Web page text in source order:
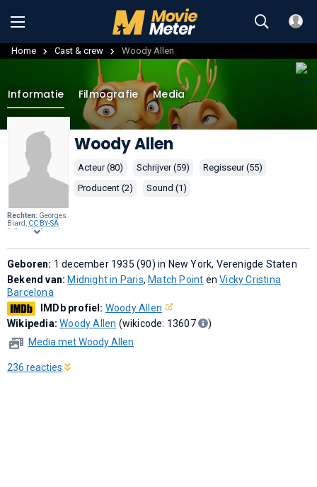
Home Cast & crew Woody Allen
Rechten: Georges
Biard, CC BY-SA
3.0 , via Wikimedia
Informatie Filmografie Media
Woody Allen
Acteur (80) Schrijver (59)
Regisseur (55)
Producent (2)
Sound (1)
Geboren: 1 december 1935 (90) in New York, Verenigde Staten
Bekend van: Midnight in Paris, Match Point enVicky Cristina
Barcelona
IMDb profiel: Woody Allen
Wikipedia:Woody Allen (wikicode: 13607
)
Media met Woody Allen
236 reacties